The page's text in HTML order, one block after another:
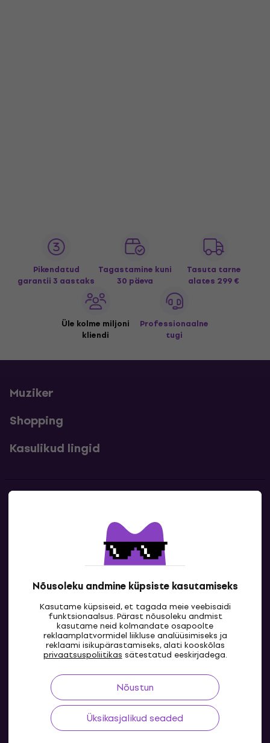
Nõusoleku andmine küpsiste kasutamiseks
Kasutame küpsiseid, et tagada meie veebisaidi
funktsionaalsus. Pärast nõusoleku andmist
kasutame neid kolmandate osapoolte
reklaamplatvormidel liikluse analüüsimiseks ja
reklaami isikupärastamiseks, alati kooskõlas
privaatsuspoliitikas sätestatud eeskirjadega.
Nõustun
Üksikasjalikud seaded
Pikendatud
garantii 3 aastaks
Tagastamine kuni
30 päeva
Tasuta tarne
alates 299 €
Üle kolme miljoni
kliendi
Professionaalne
tugi
Muziker
Shopping
Kasulikud lingid
Kontaktandmed
EE